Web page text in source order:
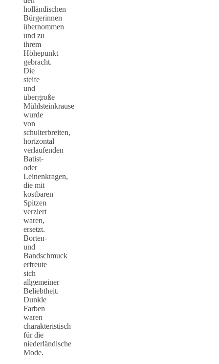
holländischen
Bürgerinnen
übernommen
und zu
ihrem
Höhepunkt
gebracht.
Die
steife
und
übergroße
Mühlsteinkrause
wurde
von
schulterbreiten,
horizontal
verlaufenden
Batist-
oder
Leinenkragen,
die mit
kostbaren
Spitzen
verziert
waren,
ersetzt.
Borten-
und
Bandschmuck
erfreute
sich
allgemeiner
Beliebtheit.
Dunkle
Farben
waren
charakteristisch
für die
niederländische
Mode.